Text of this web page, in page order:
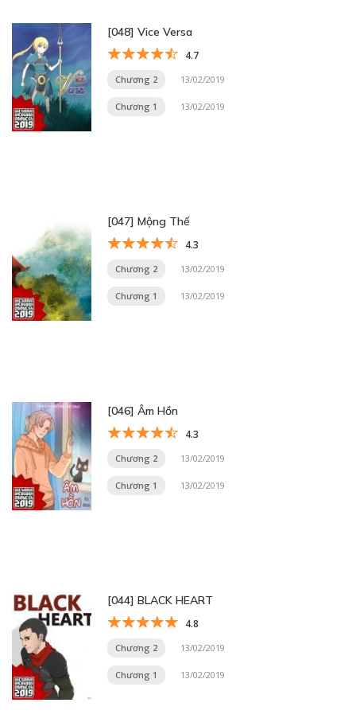
[048] Vice Versa
4.7
Chương 2 13/02/2019
Chương 1 13/02/2019
[047] Mộng Thế
4.3
Chương 2 13/02/2019
Chương 1 13/02/2019
[046] Âm Hồn
4.3
Chương 2 13/02/2019
Chương 1 13/02/2019
[044] BLACK HEART
4.8
Chương 2 13/02/2019
Chương 1 13/02/2019